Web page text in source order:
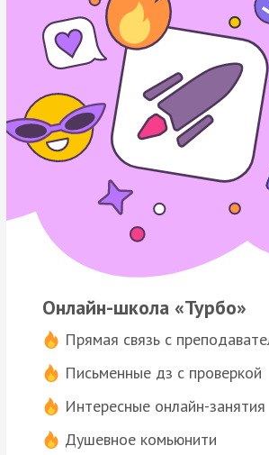
Онлайн-школа «Турбо»
Прямая связь с
Письменные дз с проверкой
Интересные онлайн-занятия
Душевное комьюнити